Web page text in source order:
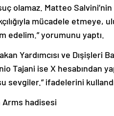
olamaz. Matteo
mücadele etmeye,
edelim.” yorumunu yaptı.
Yardımcısı ve Dışişleri
Tajani ise X hesabından
sevgiler.” ifadelerini
Arms hadisesi